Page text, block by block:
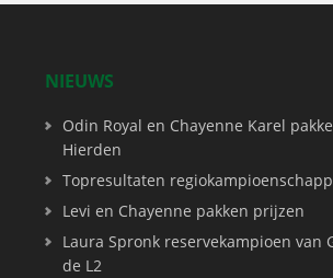
NIEUWS
Odin Royal en Chayenne Karel
Hierden
Topresultaten
Levi en Chayenne pakken prijzen
Laura Spronk reservekampioen van
de L2